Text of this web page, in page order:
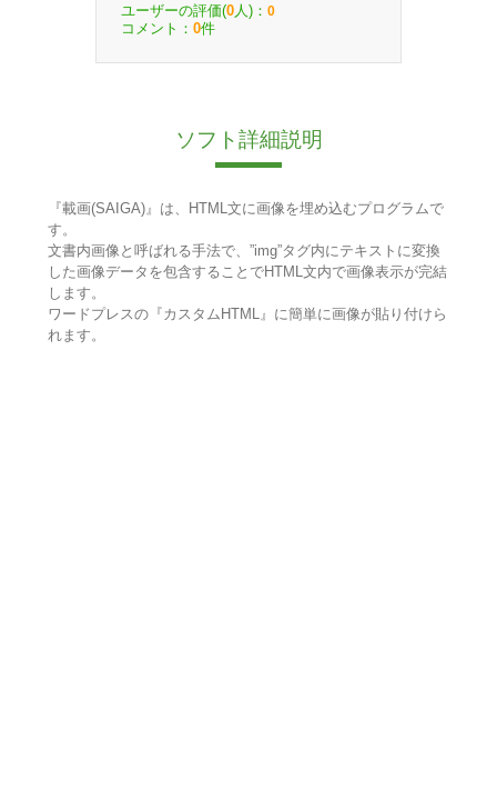
ユーザーの評価(0 人)： 0
コメント： 0件
ソフト詳細説明
『載画(SAIGA)』は、HTML文に画像を埋め込むプログラムで
す。
文書内画像と呼ばれる手法で、”img”タグ内にテキストに変換
した画像データを包含することでHTML文内で画像表示が完結
します。
ワードプレスの『カスタムHTML』に簡単に画像が貼り付けら
れます。